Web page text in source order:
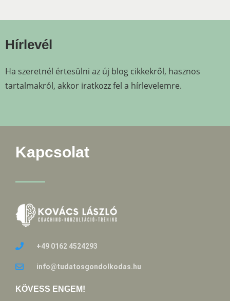
Hírlevél
Ha szeretnél értesülni az új blog cikkekről, hasznos
tartalmakról, akkor iratkozz fel a hírlevelemre.
Kapcsolat
+49 0162 4524293
info@tudatosgondolkodas.hu
KÖVESS ENGEM!